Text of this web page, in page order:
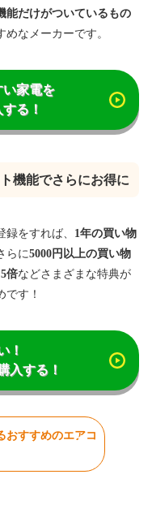
能だけがついているもの
めなメーカーです。
い家電を
る！
機能でさらにお得に
をすれば、 1年の買い物
らに5000円以上の買い物
倍などさまざまな特典が
す！
！
入する！
おすすめのエアコ